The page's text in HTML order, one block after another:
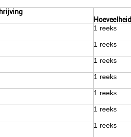
Hoeveelheid
1 reeks
1 reeks
1 reeks
1 reeks
1 reeks
1 reeks
1 reeks